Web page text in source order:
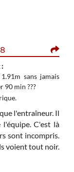
:
sans jamais
90 min ???
l'entraîneur. Il
C'est là
sont incompris.
voient tout noir.